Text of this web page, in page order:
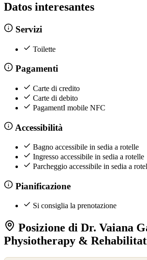
Datos interesantes
Servizi
Toilette
Pagamenti
Carte di credito
Carte di debito
PagamentI mobile NFC
Accessibilità
Bagno accessibile in sedia a rotelle
Ingresso accessibile in sedia a rotelle
Parcheggio accessibile in sedia a
Pianificazione
Si consiglia la prenotazione
Posizione di Dr. Vaiana
Physiotherapy &